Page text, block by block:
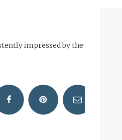
impressed by the